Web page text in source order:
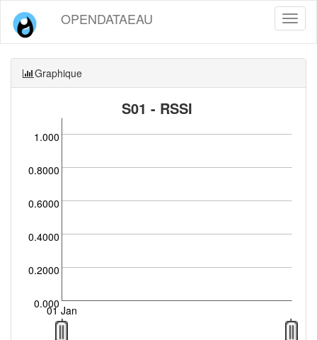
OPENDATAEAU
Graphique
S01 - RSSI
0.000
0.2000
0.4000
0.6000
0.8000
1.000
01 Jan